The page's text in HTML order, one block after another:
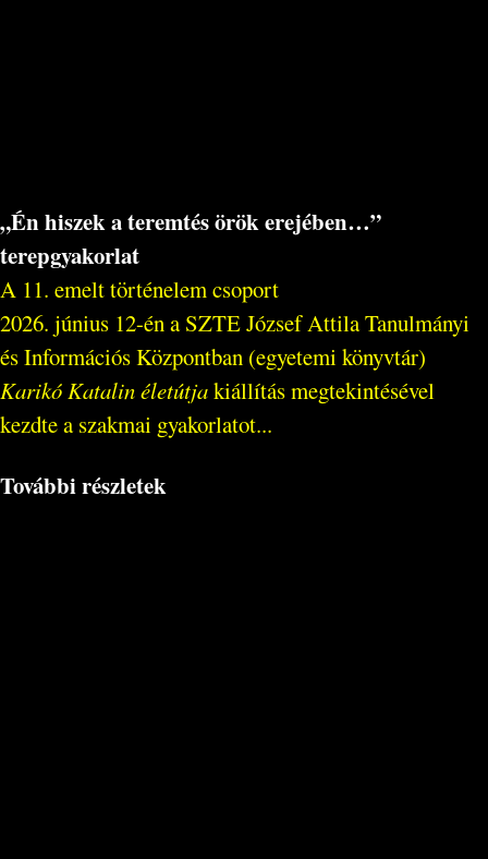
„Én hiszek a teremtés örök erejében…”
terepgyakorlat
A 11. emelt történelem csoport
2026. június 12-én a SZTE József Attila Tanulmányi
és Információs Központban (egyetemi könyvtár)
Karikó Katalin életútjakiállítás megtekintésével
kezdte a szakmai gyakorlatot...
További részletek